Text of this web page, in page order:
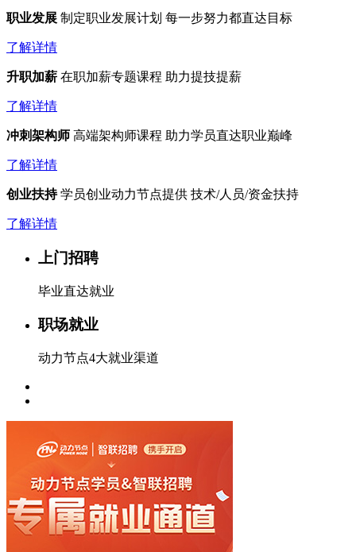
职业发展 制定职业发展计划 每一步努力都直达目标
了解详情
升职加薪 在职加薪专题课程 助力提技提薪
了解详情
冲刺架构师 高端架构师课程 助力学员直达职业巅峰
了解详情
创业扶持 学员创业动力节点提供 技术/人员/资金扶持
了解详情
上门招聘
毕业直达就业
职场就业
动力节点4大就业渠道